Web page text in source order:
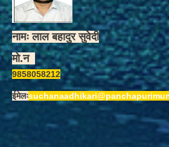
नामः लाल बहादुर सुवेदी
मो.न
9858058212
ईमेलः